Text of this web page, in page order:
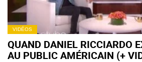
VIDÉOS
QUAND DANIEL RICCIARDO
AU PUBLIC AMÉRICAIN (+